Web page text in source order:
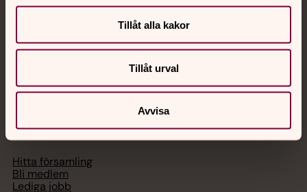
Tillåt alla kakor
Tillåt urval
Avvisa
Telefon 112
Hitta församling
Bli medlem
Lediga jobb